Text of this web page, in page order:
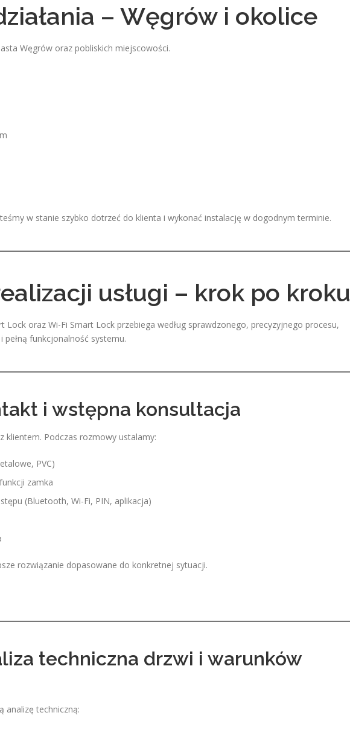
– Węgrów i okolice
Węgrów oraz pobliskich miejscowości.
w stanie szybko dotrzeć do klienta i wykonać instalację w dogodnym terminie.
usługi – krok po kroku
Lock oraz Wi-Fi Smart Lock przebiega według sprawdzonego, precyzyjnego procesu,
funkcjonalność systemu.
i wstępna konsultacja
klientem. Podczas rozmowy ustalamy:
PVC)
zamka
(Bluetooth, Wi-Fi, PIN, aplikacja)
rozwiązanie dopasowane do konkretnej sytuacji.
techniczna drzwi i warunków
analizę techniczną: